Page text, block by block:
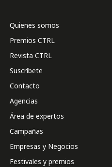
Quienes somos
Premios CTRL
Revista CTRL
Suscríbete
Contacto
Agencias
Área de expertos
Campañas
Empresas y Negocios
Festivales y premios